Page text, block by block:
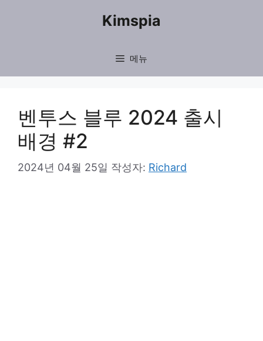
Kimspia
메뉴
벤투스 블루 2024 출시
배경 #2
2024년 04월 25일 작성자: Richard